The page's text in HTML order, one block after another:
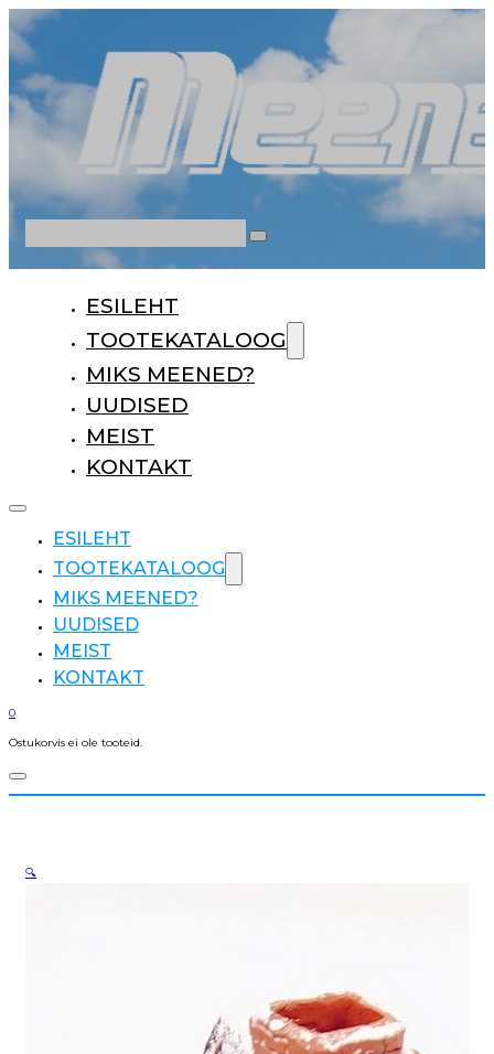
ESILEHT
TOOTEKATALOOG
MIKS MEENED?
UUDISED
MEIST
KONTAKT
ESILEHT
TOOTEKATALOOG
MIKS MEENED?
UUDISED
MEIST
KONTAKT
0
Ostukorvis ei ole tooteid.
🔍